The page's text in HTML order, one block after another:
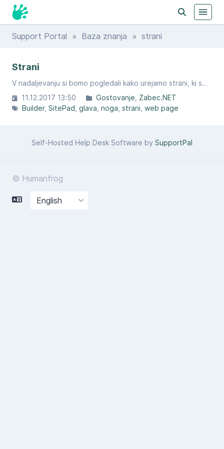
Support Portal » Baza znanja » strani
Strani
V nadaljevanju si bomo pogledali kako urejamo strani, ki smo jih pred tem preimenovali v »Domov, kontakt, storitve..)
11.12.2017 13:50
Gostovanje Zabec.NET
Builder SitePad glava noga strani web page
Self-Hosted Help Desk Software by SupportPal
© Humanfrog